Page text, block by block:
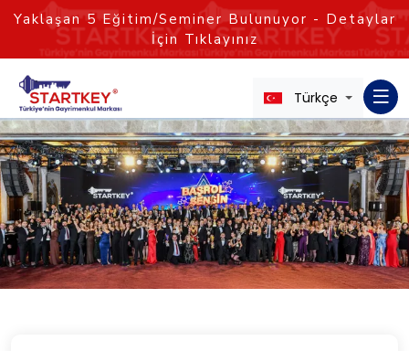
Yaklaşan5Eğitim/Seminer Bulunuyor - Detaylar
İçin Tıklayınız
Türkçe